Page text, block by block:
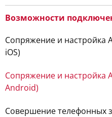
Возможности
Сопряжение и настройка
iOS)
Сопряжение и настройка
Android)
Совершение телефонных